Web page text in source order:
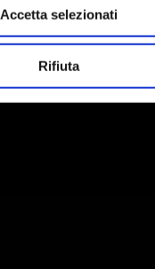
Accetta selezionati
Rifiuta